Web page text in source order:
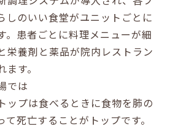
しのいい食堂がユニットごとに
。患者ごとに料理メニューが細
栄養剤と薬品が院内レストラン
す。
では
ップは食べるときに食物を肺の
て死亡することがトップです。